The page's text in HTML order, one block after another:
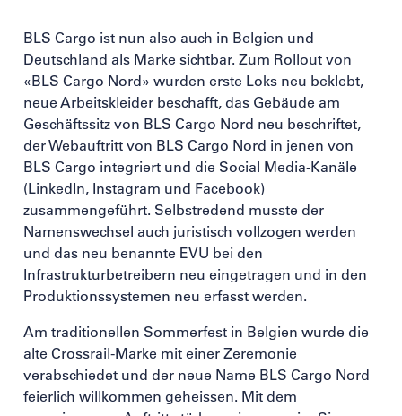
BLS Cargo ist nun also auch in Belgien und
Deutschland als Marke sichtbar. Zum Rollout von
«BLS Cargo Nord» wurden erste Loks neu beklebt,
neue Arbeitskleider beschafft, das Gebäude am
Geschäftssitz von BLS Cargo Nord neu beschriftet,
der Webauftritt von BLS Cargo Nord in jenen von
BLS Cargo integriert und die Social Media-Kanäle
(LinkedIn, Instagram und Facebook)
zusammengeführt. Selbstredend musste der
Namenswechsel auch juristisch vollzogen werden
und das neu benannte EVU bei den
Infrastrukturbetreibern neu eingetragen und in den
Produktionssystemen neu erfasst werden.
Am traditionellen Sommerfest in Belgien wurde die
alte Crossrail-Marke mit einer Zeremonie
verabschiedet und der neue Name BLS Cargo Nord
feierlich willkommen geheissen. Mit dem